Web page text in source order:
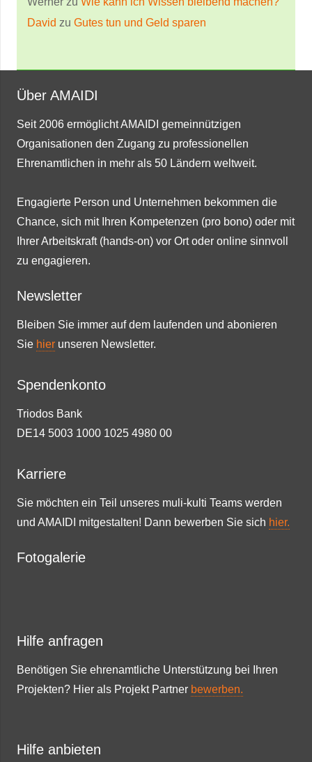
David zu Gutes tun und Geld sparen
Über AMAIDI
Seit 2006 ermöglicht AMAIDI gemeinnützigen
Organisationen den Zugang zu professionellen
Ehrenamtlichen in mehr als 50 Ländern weltweit.
Engagierte Person und Unternehmen bekommen die
Chance, sich mit Ihren Kompetenzen (pro bono) oder mit
Ihrer Arbeitskraft (hands-on) vor Ort oder online sinnvoll
zu engagieren.
Newsletter
Bleiben Sie immer auf dem laufenden und abonieren
Sie hier unseren Newsletter.
Spendenkonto
Triodos Bank
DE14 5003 1000 1025 4980 00
Karriere
Sie möchten ein Teil unseres muli-kulti Teams werden
und AMAIDI mitgestalten! Dann bewerben Sie sich hier.
Fotogalerie
Hilfe anfragen
Benötigen Sie ehrenamtliche Unterstützung bei Ihren
Projekten? Hier als Projekt Partner bewerben.
Hilfe anbieten